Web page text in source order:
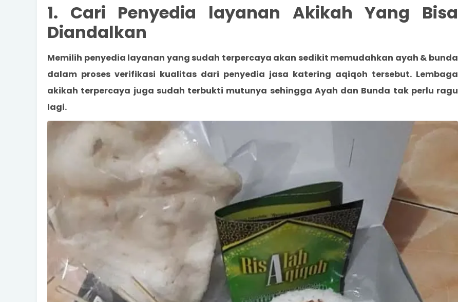
1. Cari Penyedia layanan Akikah Yang Bisa
Diandalkan
Memilih penyedia layanan yang sudah terpercaya akan sedikit memudahkan ayah & bunda
dalam proses verifikasi kualitas dari penyedia jasa katering aqiqoh tersebut. Lembaga
akikah terpercaya juga sudah terbukti mutunya sehingga Ayah dan Bunda tak perlu ragu
lagi.